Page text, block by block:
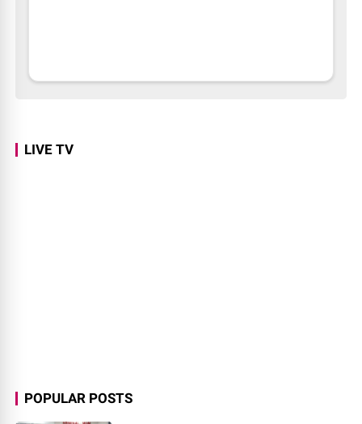
LIVE TV
POPULAR POSTS